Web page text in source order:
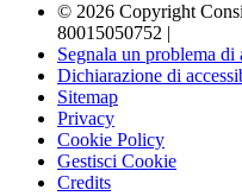
© 2026 Copyright
80015050752 |
Segnala un problema di
Dichiarazione di
Sitemap
Privacy
Cookie Policy
Gestisci Cookie
Credits